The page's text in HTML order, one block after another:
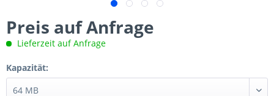
Preis auf Anfrage
Lieferzeit auf Anfrage
Kapazität: